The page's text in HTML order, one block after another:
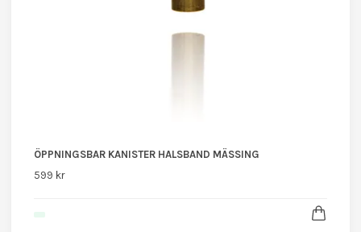
ÖPPNINGSBAR KANISTER HALSBAND MÄSSING
599 kr